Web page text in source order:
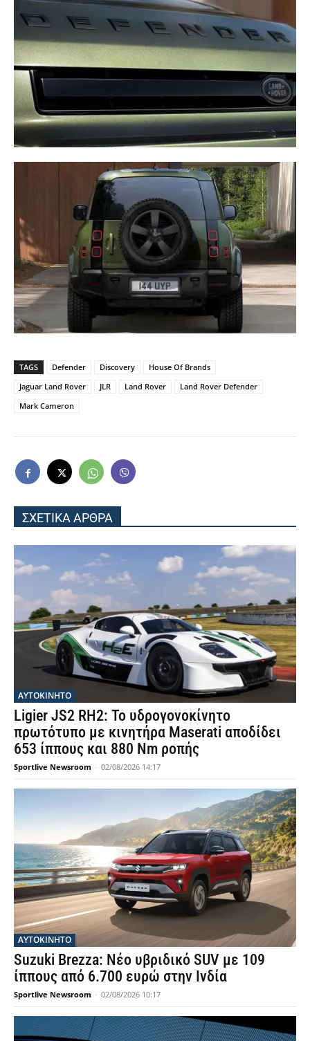
TAGS Defender Discovery
House Of Brands
Jaguar Land Rover
JLR Land Rover
Land Rover Defender
Mark Cameron
ΣΧΕΤΙΚΑ ΑΡΘΡΑ
ΑΥΤΟΚΙΝΗΤΟ
Ligier JS2 RH2: Το υδρογονοκίνητο
πρωτότυπο με κινητήρα Maserati αποδίδει
653 ίππους και 880 Nm ροπής
Sportlive Newsroom - 02/08/2026 14:17
ΑΥΤΟΚΙΝΗΤΟ
Suzuki Brezza: Νέο υβριδικό SUV με 109
ίππους από 6.700 ευρώ στην Ινδία
Sportlive Newsroom - 02/08/2026 10:17